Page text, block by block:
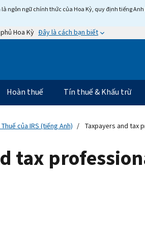
ngôn ngữ chính thức của Hoa Kỳ, quy định tiếng
Hoa Kỳ Đây là cách bạn biết
Hoàn thuế Tín thuế & Khấu trừ
của IRS (tiếng Anh) Taxpayers and tax
tax